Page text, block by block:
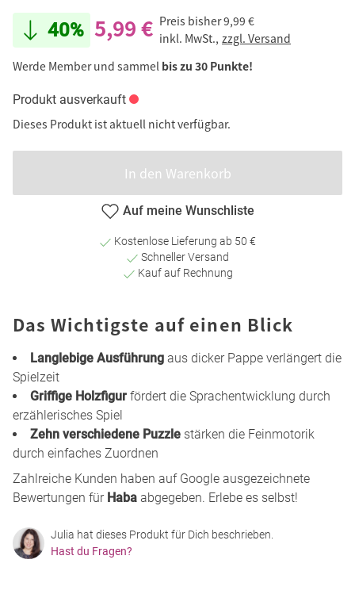
40% 5,99 € Preis bisher9,99 €
inkl. MwSt., zzgl. Versand
Werde Member und sammel bis zu 30 Punkte!
Produkt ausverkauft
Dieses Produkt ist aktuell nicht verfügbar.
In den Warenkorb
Auf meine Wunschliste
Kostenlose Lieferung ab 50 €
Schneller Versand
Kauf auf Rechnung
Das Wichtigste auf einen Blick
Langlebige Ausführung aus dicker Pappe verlängert die
Spielzeit
Griffige Holzfigur fördert die Sprachentwicklung durch
erzählerisches Spiel
Zehn verschiedene Puzzle stärken die Feinmotorik
durch einfaches Zuordnen
Zahlreiche Kunden haben auf Google ausgezeichnete
Bewertungen für Haba abgegeben. Erlebe es selbst!
Julia hat dieses Produkt für Dich beschrieben.
Hast du Fragen?